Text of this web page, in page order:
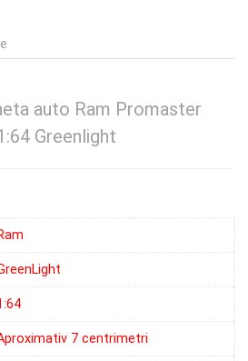
auto Ram Promaster
Greenlight
7 centrimetri